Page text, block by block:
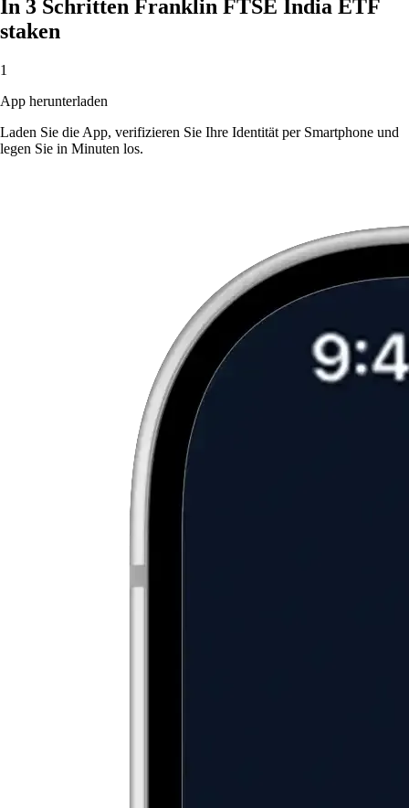
In 3 Schritten Franklin FTSE India ETF
staken
1
App herunterladen
Laden Sie die App, verifizieren Sie Ihre Identität per Smartphone und
legen Sie in Minuten los.